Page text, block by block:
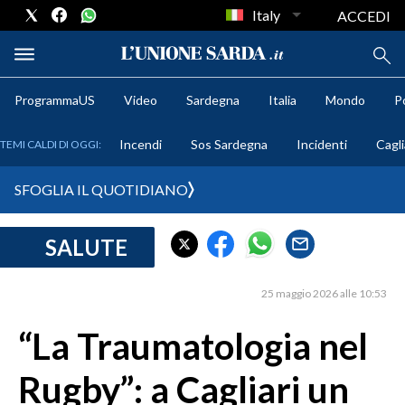
VIDEO
FOTO
CAGLIARI
PROVINCIA DI CAGLIARI
SULCIS IGLESIENTE
Italy ACCEDI
ProgrammaUS Video Sardegna Italia Mondo
TEMI CALDI DI OGGI: Incendi Sos Sardegna Incidenti
SFOGLIA IL QUOTIDIANO
SALUTE
25 maggio 2026 alle 10:53
“La Traumatologia nel
Rugby”: a Cagliari un